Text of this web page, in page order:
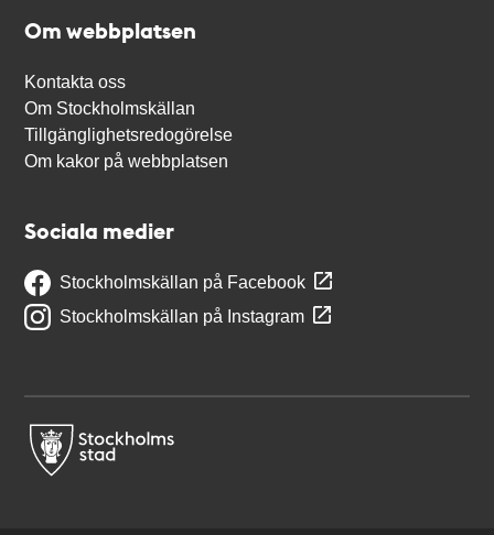
Om webbplatsen
Kontakta oss
Om Stockholmskällan
Tillgänglighetsredogörelse
Om kakor på webbplatsen
Sociala medier
Stockholmskällan på Facebook
Stockholmskällan på Instagram